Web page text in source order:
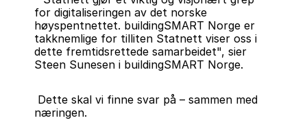
for digitaliseringen av det norske
høyspentnettet. buildingSMART Norge er
takknemlige for tilliten Statnett viser oss i
dette fremtidsrettede samarbeidet", sier
Steen Sunesen i buildingSMART Norge.
Dette skal vi finne svar på – sammen med
næringen.